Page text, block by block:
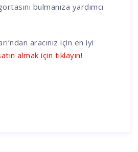
bulmanıza yardımcı
aracınız için en iyi
almak için tıklayın!